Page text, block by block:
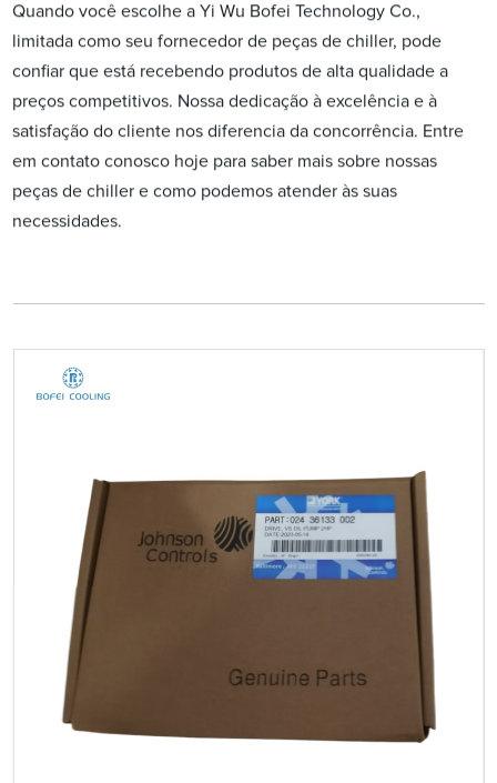
Quando você escolhe a Yi Wu Bofei Technology Co.,
limitada como seu fornecedor de peças de chiller, pode
confiar que está recebendo produtos de alta qualidade a
preços competitivos. Nossa dedicação à excelência e à
satisfação do cliente nos diferencia da concorrência. Entre
em contato conosco hoje para saber mais sobre nossas
peças de chiller e como podemos atender às suas
necessidades.